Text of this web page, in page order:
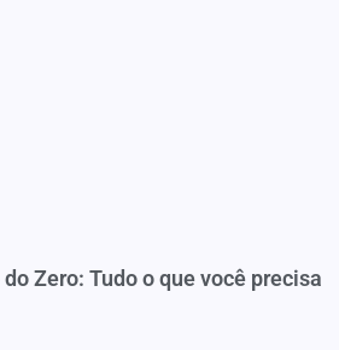
Zero: Tudo o que você precisa